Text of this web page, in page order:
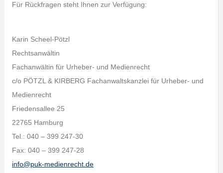
Für Rückfragen steht Ihnen zur Verfügung:
Karin Scheel-Pötzl
Rechtsanwältin
Fachanwältin für Urheber- und Medienrecht
c/o PÖTZL & KIRBERG Fachanwaltskanzlei für Urheber- und
Medienrecht
Friedensallee 25
22765 Hamburg
Tel.: 040 – 399 247-30
Fax: 040 – 399 247-28
info@puk-medienrecht.de